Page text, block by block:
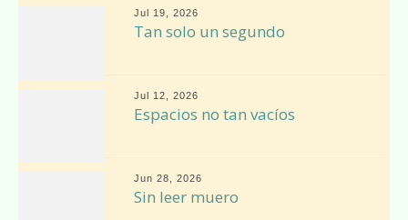
Jul 19, 2026
Tan solo un segundo
Jul 12, 2026
Espacios no tan vacíos
Jun 28, 2026
Sin leer muero